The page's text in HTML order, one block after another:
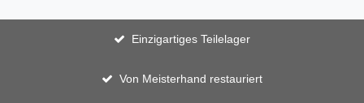
Einzigartiges Teilelager
Von Meisterhand restauriert